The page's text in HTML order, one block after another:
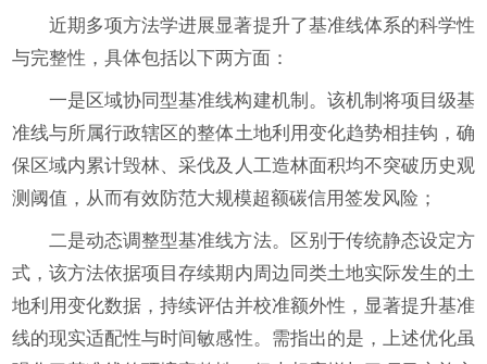
近期多项方法学进展显著提升了基准线体系的科学性
与完整性，具体包括以下两方面：
一是区域协同型基准线构建机制。该机制将项目级基
准线与所属行政辖区的整体土地利用变化趋势相挂钩，确
保区域内累计毁林、采伐及人工造林面积均不突破历史观
测阈值，从而有效防范大规模超额碳信用签发风险；
二是动态调整型基准线方法。区别于传统静态设定方
式，该方法依据项目存续期内周边同类土地实际发生的土
地利用变化数据，持续评估并校准额外性，显著提升基准
线的现实适配性与时间敏感性。需指出的是，上述优化虽